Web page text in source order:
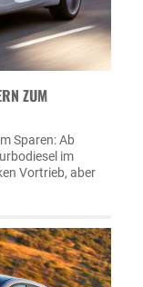
ZUM
Sparen: Ab
im
Vortrieb, aber